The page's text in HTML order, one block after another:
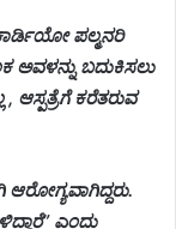
ಕಾರ್ಡಿಯೋ ಪಲ್ಮನರಿ
ಅವಳನ್ನು ಬದುಕಿಸಲು
ಕರೆತರುವ
ಎಂದು